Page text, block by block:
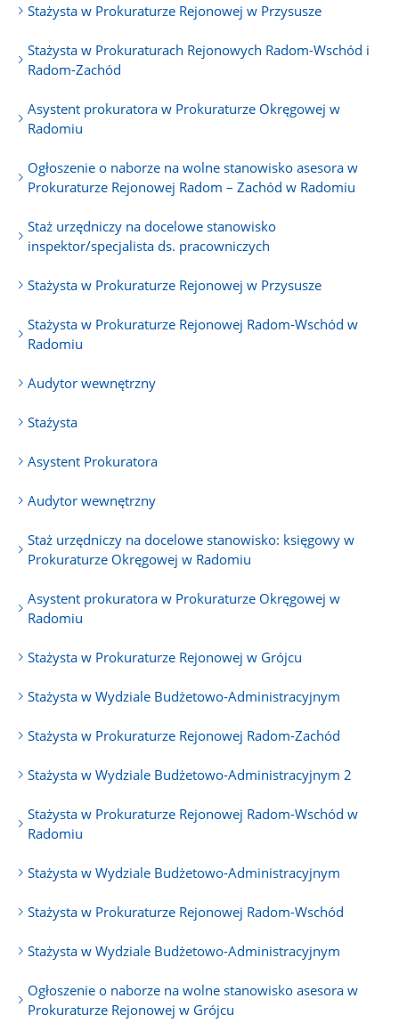
Stażysta w Prokuraturze Rejonowej w Przysusze
Stażysta w Prokuraturach Rejonowych Radom-Wschód i
Radom-Zachód
Asystent prokuratora w Prokuraturze Okręgowej w
Radomiu
Ogłoszenie o naborze na wolne stanowisko asesora w
Prokuraturze Rejonowej Radom – Zachód w Radomiu
Staż urzędniczy na docelowe stanowisko
inspektor/specjalista ds. pracowniczych
Stażysta w Prokuraturze Rejonowej w Przysusze
Stażysta w Prokuraturze Rejonowej Radom-Wschód w
Radomiu
Audytor wewnętrzny
Stażysta
Asystent Prokuratora
Audytor wewnętrzny
Staż urzędniczy na docelowe stanowisko: księgowy w
Prokuraturze Okręgowej w Radomiu
Asystent prokuratora w Prokuraturze Okręgowej w
Radomiu
Stażysta w Prokuraturze Rejonowej w Grójcu
Stażysta w Wydziale Budżetowo-Administracyjnym
Stażysta w Prokuraturze Rejonowej Radom-Zachód
Stażysta w Wydziale Budżetowo-Administracyjnym 2
Stażysta w Prokuraturze Rejonowej Radom-Wschód w
Radomiu
Stażysta w Wydziale Budżetowo-Administracyjnym
Stażysta w Prokuraturze Rejonowej Radom-Wschód
Stażysta w Wydziale Budżetowo-Administracyjnym
Ogłoszenie o naborze na wolne stanowisko asesora w
Prokuraturze Rejonowej w Grójcu